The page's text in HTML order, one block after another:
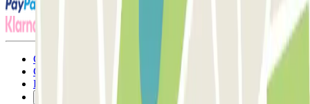
Conditions générales d'utilisation et contrat
Conditions d'annulation
Politique relative aux cookies